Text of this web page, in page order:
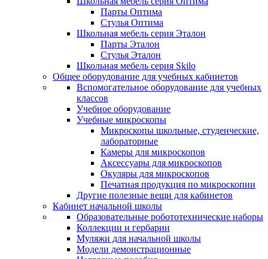
Парты Оптима
Стулья Оптима
Школьная мебель серия Эталон
Парты Эталон
Стулья Эталон
Школьная мебель серия Skilo
Общее оборудование для учебных кабинетов
Вспомогательное оборудование для учебных
классов
Учебное оборудование
Учебные микроскопы
Микроскопы школьные, студенческие,
лабораторные
Камеры для микроскопов
Аксессуары для микроскопов
Окуляры для микроскопов
Печатная продукция по микроскопии
Другие полезные вещи для кабинетов
Кабинет начальной школы
Образовательные робототехнические наборы
Коллекции и гербарии
Муляжи для начальной школы
Модели демонстрационные